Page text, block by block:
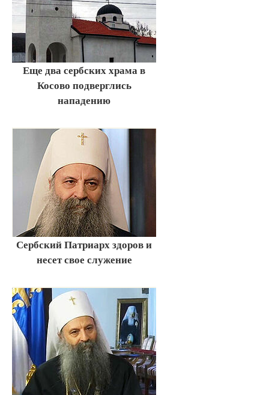
Еще два сербских храма в
Косово подверглись
нападению
Сербский Патриарх здоров и
несет свое служение